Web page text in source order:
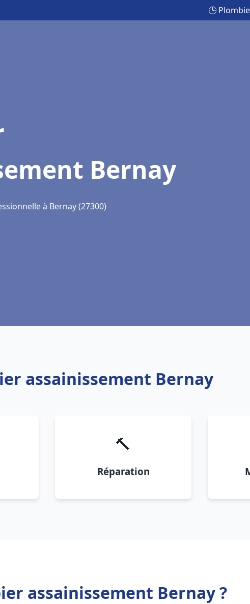
🕒
Bernay
à Bernay (27300)
assainissement Bernay
🔨
Réparation
assainissement Bernay ?